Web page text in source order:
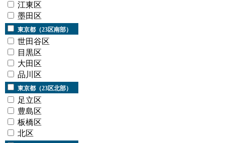
江東区
墨田区
東京都（23区南部）
世田谷区
目黒区
大田区
品川区
東京都（23区北部）
足立区
豊島区
板橋区
北区